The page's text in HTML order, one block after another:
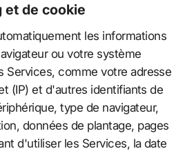
et de cookie
les informations
ou votre système
Services, comme votre adresse
(IP) et d'autres identifiants de
type de navigateur,
données de plantage, pages
d'utiliser les Services, la date